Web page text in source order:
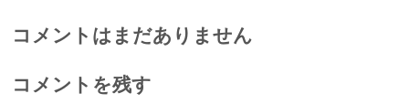
コメントはまだありません
コメントを残す